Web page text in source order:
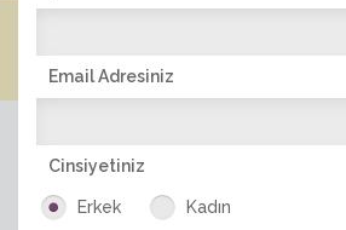
Email Adresiniz
Cinsiyetiniz
Erkek Kadın